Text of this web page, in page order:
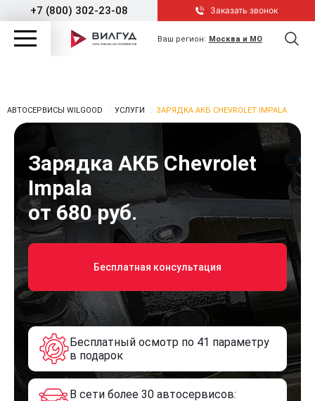
+7 (800) 302-23-08 Заказать звонок
Ваш регион: Москва и МО
АВТОСЕРВИСЫ WILGOOD УСЛУГИ ЗАРЯДКА АКБ CHEVROLET IMPALA
Зарядка АКБ Chevrolet
Impala
от 680 руб.
Бесплатная консультация
Бесплатный осмотр по 41 параметру
в подарок
В сети более 30 автосервисов: